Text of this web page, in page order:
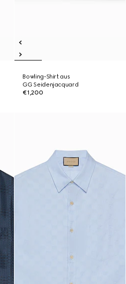
Bowling-Shirt aus
GG Seidenjacquard
€1,200